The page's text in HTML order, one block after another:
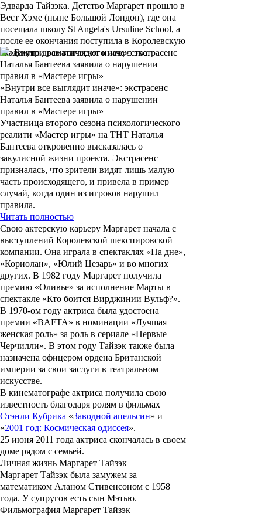
Эдварда Тайзэка. Детство Маргарет прошло в
Вест Хэме (ныне Большой Лондон), где она
посещала школу St Angela's Ursuline School, а
после ее окончания поступила в Королевскую
академию драматического искусства.
«Внутри все выглядит иначе»: экстрасенс
Наталья Бантеева заявила о нарушении
правил в «Мастере игры»
Участница второго сезона психологического
реалити «Мастер игры» на ТНТ Наталья
Бантеева откровенно высказалась о
закулисной жизни проекта. Экстрасенс
призналась, что зрители видят лишь малую
часть происходящего, и привела в пример
случай, когда один из игроков нарушил
правила.
Читать полностью
Свою актерскую карьеру Маргарет начала с
выступлений Королевской шекспировской
компании. Она играла в спектаклях «На дне»,
«Кориолан», «Юлий Цезарь» и во многих
других. В 1982 году Маргарет получила
премию «Оливье» за исполнение Марты в
спектакле «Кто боится Вирджинии Вульф?».
В 1970-ом году актриса была удостоена
премии «BAFTA» в номинации «Лучшая
женская роль» за роль в сериале «Первые
Черчилли». В этом году Тайзэк также была
назначена офицером ордена Британской
империи за свои заслуги в театральном
искусстве.
В кинематографе актриса получила свою
известность благодаря ролям в фильмах
Стэнли Кубрика «Заводной апельсин» и
«2001 год: Космическая одиссея».
25 июня 2011 года актриса скончалась в своем
доме рядом с семьей.
Личная жизнь Маргарет Тайзэк
Маргарет Тайзэк была замужем за
математиком Аланом Стивенсоном с 1958
года. У супругов есть сын Мэтью.
Фильмография Маргарет Тайзэк